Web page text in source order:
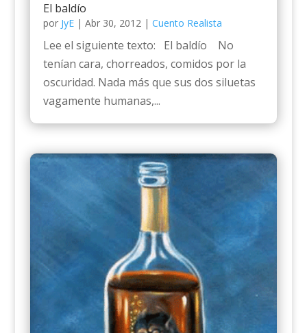
El baldío
por JyE| Abr 30, 2012| Cuento Realista
Lee el siguiente texto: El baldío No
tenían cara, chorreados, comidos por la
oscuridad. Nada más que sus dos siluetas
vagamente humanas,...